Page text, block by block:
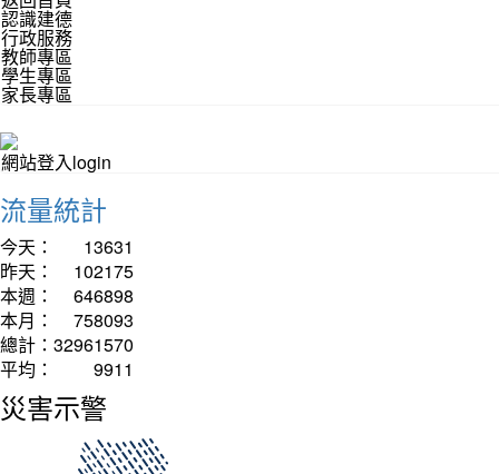
認識建德
行政服務
教師專區
學生專區
家長專區
網站登入login
流量統計
今天：
13631
昨天：
102175
本週：
646898
本月：
758093
總計： 32961570
平均：
9911
災害示警